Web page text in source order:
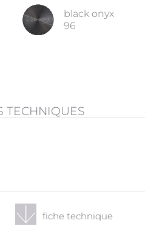
black onyx
96
TECHNIQUES
fiche technique